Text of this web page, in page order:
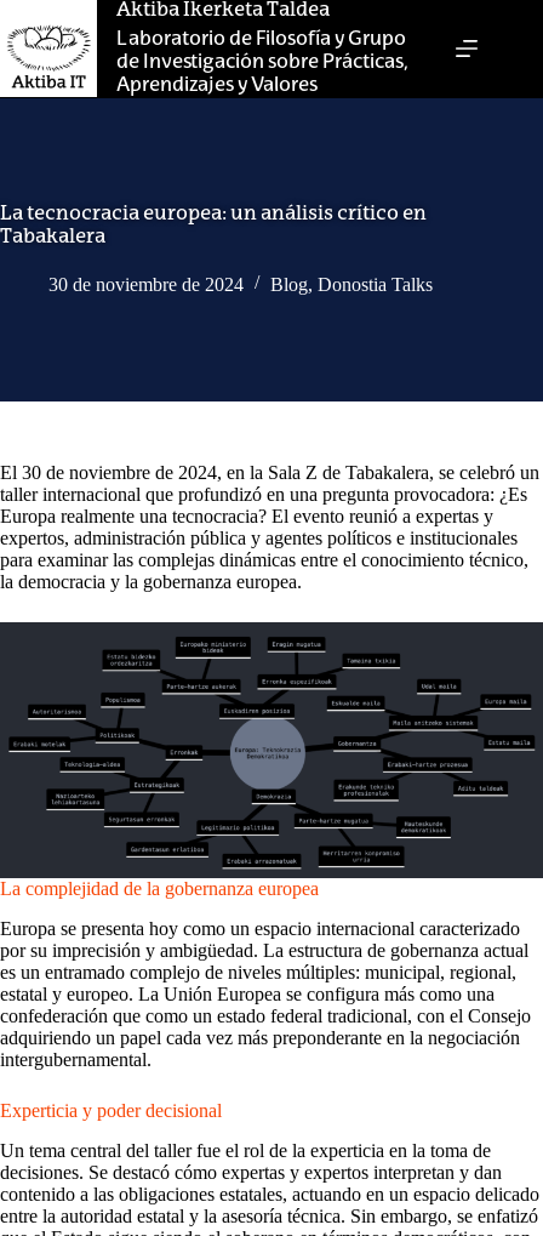
al
contenido
Aktiba Ikerketa Taldea
Laboratorio de Filosofía y Grupo
de Investigación sobre Prácticas,
Aprendizajes y Valores
La tecnocracia europea: un análisis crítico en
Tabakalera
30 de noviembre de 2024 Blog, Donostia Talks
El 30 de noviembre de 2024, en la Sala Z de Tabakalera, se celebró un
taller internacional que profundizó en una pregunta provocadora: ¿Es
Europa realmente una tecnocracia? El evento reunió a expertas y
expertos, administración pública y agentes políticos e institucionales
para examinar las complejas dinámicas entre el conocimiento técnico,
la democracia y la gobernanza europea.
La complejidad de la gobernanza europea
Europa se presenta hoy como un espacio internacional caracterizado
por su imprecisión y ambigüedad. La estructura de gobernanza actual
es un entramado complejo de niveles múltiples: municipal, regional,
estatal y europeo. La Unión Europea se configura más como una
confederación que como un estado federal tradicional, con el Consejo
adquiriendo un papel cada vez más preponderante en la negociación
intergubernamental.
Experticia y poder decisional
Un tema central del taller fue el rol de la experticia en la toma de
decisiones. Se destacó cómo expertas y expertos interpretan y dan
contenido a las obligaciones estatales, actuando en un espacio delicado
entre la autoridad estatal y la asesoría técnica. Sin embargo, se enfatizó